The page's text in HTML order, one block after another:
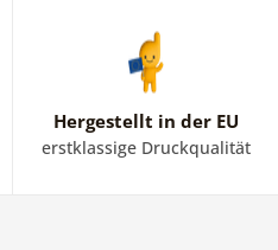
Hergestellt in der EU
erstklassige Druckqualität